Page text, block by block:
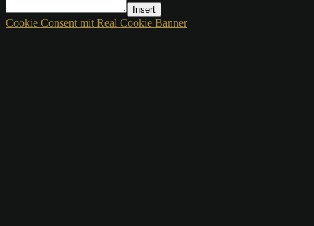
Insert
Cookie Consent mit Real Cookie Banner